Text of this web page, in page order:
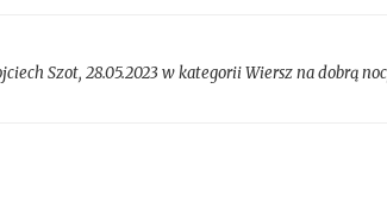
Szot, 28.05.2023 w kategoriiWiersz na dobrą noc